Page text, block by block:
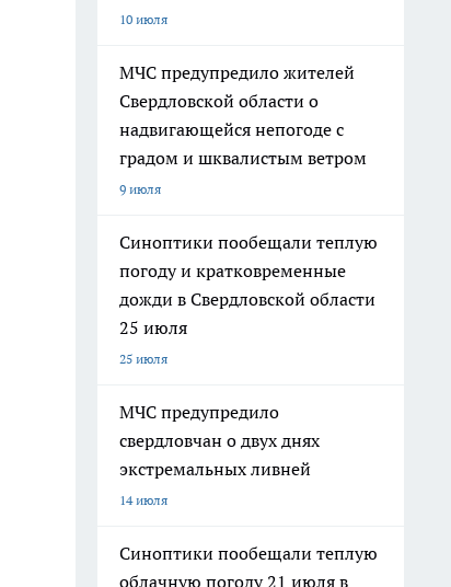
10 июля
МЧС предупредило жителей
Свердловской области о
надвигающейся непогоде с
градом и шквалистым ветром
9 июля
Синоптики пообещали теплую
погоду и кратковременные
дожди в Свердловской области
25 июля
25 июля
МЧС предупредило
свердловчан о двух днях
экстремальных ливней
14 июля
Синоптики пообещали теплую
облачную погоду 21 июля в